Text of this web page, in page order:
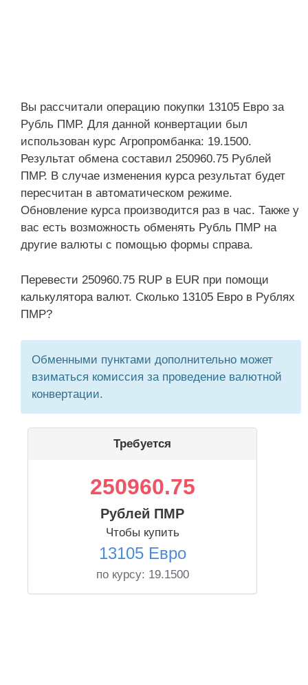
Вы рассчитали операцию покупки 13105 Евро за
Рубль ПМР. Для данной конвертации был
использован курс Агропромбанка: 19.1500.
Результат обмена составил 250960.75 Рублей
ПМР. В случае изменения курса результат будет
пересчитан в автоматическом режиме.
Обновление курса производится раз в час. Также у
вас есть возможность обменять Рубль ПМР на
другие валюты с помощью формы справа.
Перевести 250960.75 RUP в EUR при помощи
калькулятора валют. Сколько 13105 Евро в Рублях
ПМР?
Обменными пунктами дополнительно может
взиматься комиссия за проведение валютной
конвертации.
Требуется
250960.75
Рублей ПМР
Чтобы купить
13105 Евро
по курсу: 19.1500